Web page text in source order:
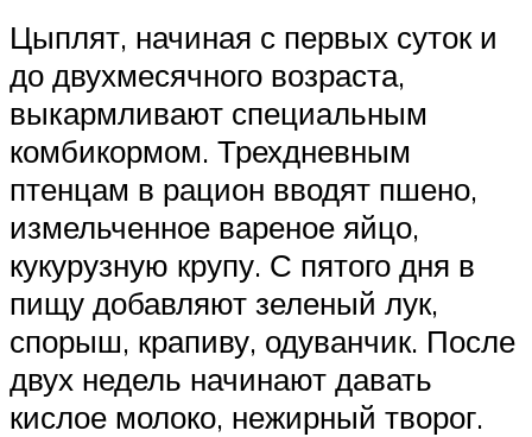
Цыплят, начиная с первых суток и
до двухмесячного возраста,
выкармливают специальным
комбикормом. Трехдневным
птенцам в рацион вводят пшено,
измельченное вареное яйцо,
кукурузную крупу. С пятого дня в
пищу добавляют зеленый лук,
спорыш, крапиву, одуванчик. После
двух недель начинают давать
кислое молоко, нежирный творог.